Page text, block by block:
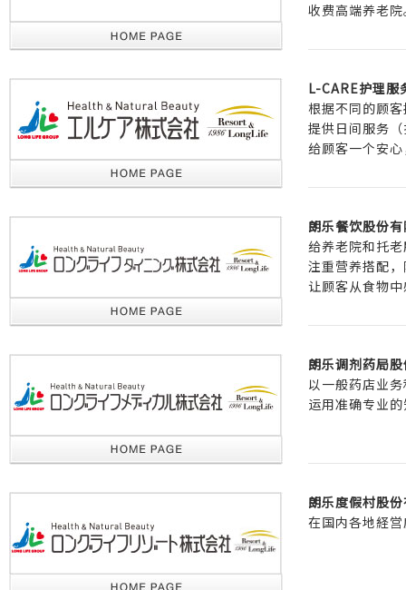
收费高端养老
L-CARE护理服
根据不同的顾
提供日间服务
给顾客一个安
朗乐餐饮股份
给养老院和托
注重营养搭配
让顾客从食物
朗乐调剂药局
以一般药店业
运用准确专业
朗乐度假村股
在国内各地経